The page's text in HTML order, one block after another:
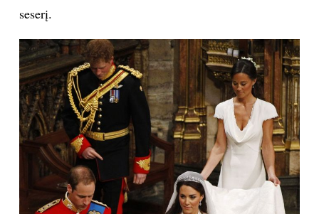
PRENUMERUOK
NAUJIENLAIŠKĮ
Prenumeruodami portalą,
Jūs sutinkate su
taisyklėmis
seserį.